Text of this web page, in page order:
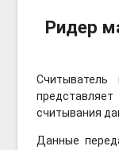
Ридер
Считыватель
считывания
Данные